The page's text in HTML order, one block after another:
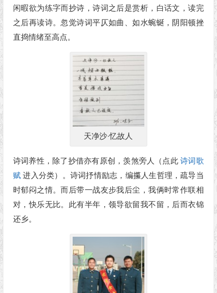
闲暇欲为练字而抄诗，诗词之后是赏析，白话文，读完
之后再读诗。忽觉诗词平仄如曲、如水蜿蜒，阴阳顿挫
直捣情绪至高点。
天净沙·忆故人
诗词养性，除了抄借亦有原创，羡煞旁人（点此诗词歌
赋 进入分类）。诗词抒情励志，编攥人生哲理，疏导当
时郁闷之情。而后带一战友步我后尘，我俩时常作联相
对，快乐无比。此有半年，领导欲留我不留，后而衣锦
还乡。